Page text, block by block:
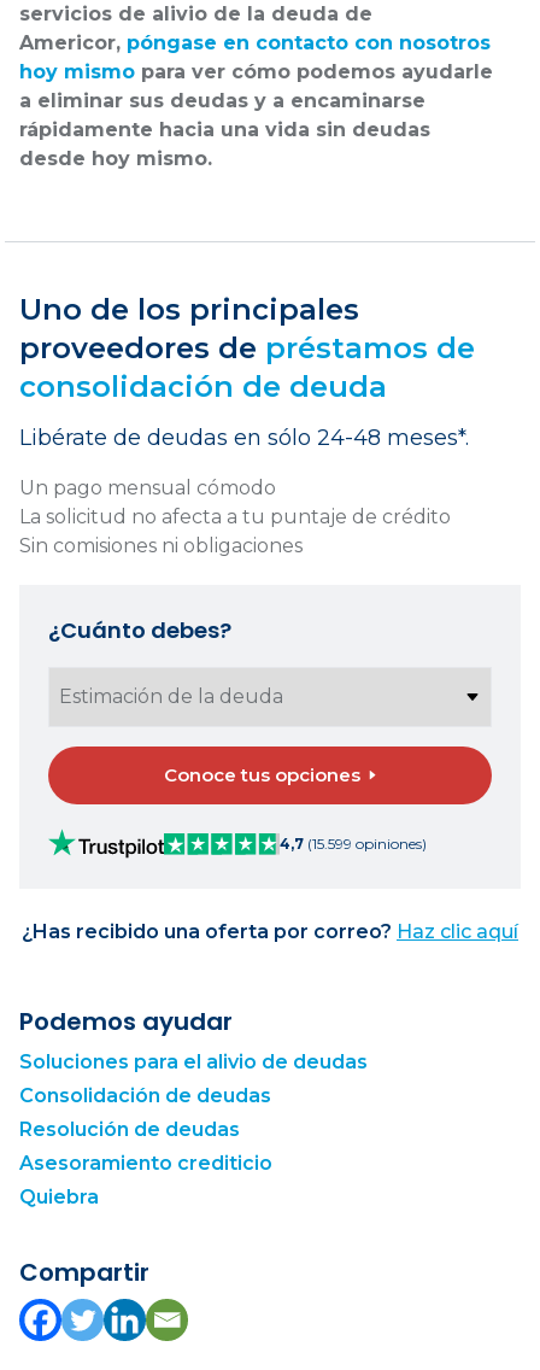
servicios de alivio de la deuda de
Americor, póngase en contacto con nosotros
hoy mismo para ver cómo podemos ayudarle
a eliminar sus deudas y a encaminarse
rápidamente hacia una vida sin deudas
desde hoy mismo.
Uno de los principales
proveedores de préstamos de
consolidación de deuda
Libérate de deudas en sólo 24-48 meses*.
Un pago mensual cómodo
La solicitud no afecta a tu puntaje de crédito
Sin comisiones ni obligaciones
¿Cuánto debes?
Conoce tus opciones
4,7 (15.599 opiniones)
¿Has recibido una oferta por correo? Haz clic aquí
Podemos ayudar
Soluciones para el alivio de deudas
Consolidación de deudas
Resolución de deudas
Asesoramiento crediticio
Quiebra
Compartir